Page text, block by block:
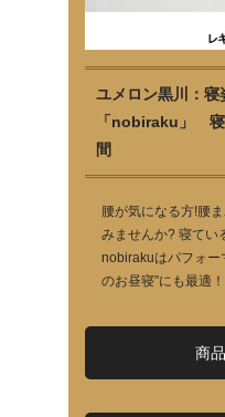
ユメロン黒川：寝
「nobiraku」 寝
間
腰が気になる方!腰
みませんか? 寝てい
nobirakuはパフォー
のお昼寝”にも最適！
商